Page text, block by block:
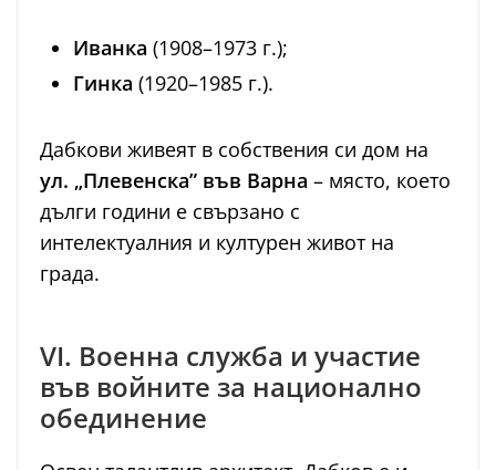
Иванка (1908–1973 г.);
Гинка (1920–1985 г.).
Дабкови живеят в собствения си дом на
ул. „Плевенска” във Варна – място, което
дълги години е свързано с
интелектуалния и културен живот на
града.
VI. Военна служба и участие
във войните за национално
обединение